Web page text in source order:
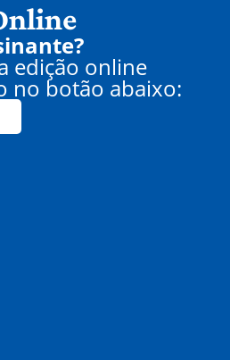
edição online
no botão abaixo: